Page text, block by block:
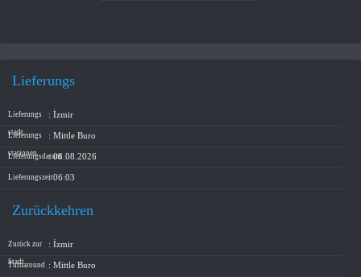
Lieferungs
Lieferungs
stadt
: İzmir
Lieferungs
stationen
: Mittle Buro
Lieferungsdatum: 08.08.2026
Lieferungszeit: 06:03
Zurückkehren
Zurück zur
Stadt
: İzmir
Turnaround : Mittle Buro